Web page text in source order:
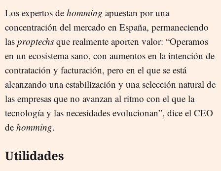
Los expertos de homming apuestan por una
concentración del mercado en España, permaneciendo
las proptechs que realmente aporten valor: “Operamos
en un ecosistema sano, con aumentos en la intención de
contratación y facturación, pero en el que se está
alcanzando una estabilización y una selección natural de
las empresas que no avanzan al ritmo con el que la
tecnología y las necesidades evolucionan”, dice el CEO
de homming.
Utilidades